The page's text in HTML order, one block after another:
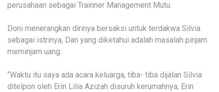
perusahaan sebagai Trainner Management Mutu.
Doni menerangkan dirinya bersaksi untuk terdakwa Silvia
sebagai istrinya, Dan yang diketahui adalah masalah pinjam
meminjam uang.
“Waktu itu saya ada acara keluarga, tiba- tiba dijalan Silvia
ditelpon oleh Erin Lilia Azizah disuruh kerumahnya, Erin